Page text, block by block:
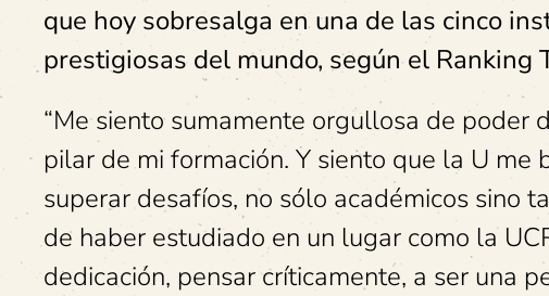
que hoy sobresalga en una de las cinco
prestigiosas del mundo, según el Ranking
“Me siento sumamente orgullosa de poder
pilar de mi formación. Y siento que la U
superar desafíos, no sólo académicos sino
de haber estudiado en un lugar como la
dedicación, pensar críticamente, a ser una